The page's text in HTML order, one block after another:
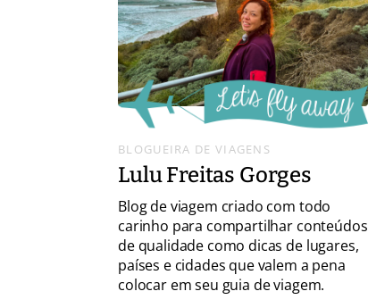
BLOGUEIRA DE VIAGENS
Lulu Freitas Gorges
Blog de viagem criado com todo
carinho para compartilhar conteúdos
de qualidade como dicas de lugares,
países e cidades que valem a pena
colocar em seu guia de viagem.